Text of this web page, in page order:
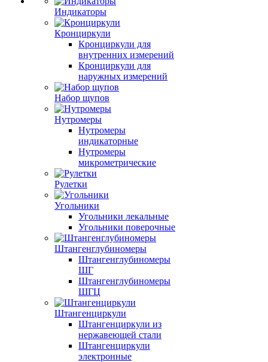
Индикаторы
Кронциркули
Кронциркули для
внутренних измерений
Кронциркули для
наружных измерений
Набор щупов
Нутромеры
Нутромеры
индикаторные
Нутромеры
микрометрические
Рулетки
Угольники
Угольники лекальные
Угольники поверочные
Штангенглубиномеры
Штангенглубиномеры
ШГ
Штангенглубиномеры
ШГЦ
Штангенциркули
Штангенциркули из
нержавеющей стали
Штангенциркули
электронные